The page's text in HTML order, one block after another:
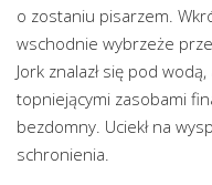
o zostaniu pisarzem.
wschodnie wybrzeże
Jork znalazł się pod
topniejącymi zasobami
bezdomny. Uciekł na
schronienia.